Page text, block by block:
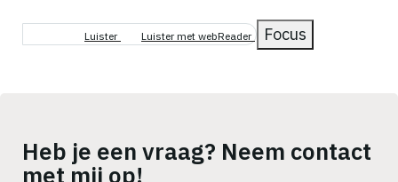
Luister Luister met webReader Focus
Heb je een vraag? Neem contact
met mij op!